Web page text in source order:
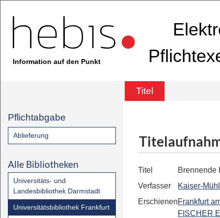
Information auf den Punkt
Titel
Pflichtabgabe
Ablieferung
Alle Bibliotheken
Universitäts- und
Landesbibliothek Darmstadt
Universitätsbibliothek Frankfurt
Titel
Brennende
Verfasser
Kaiser-
ErschienenFrankfurt
FISCHER